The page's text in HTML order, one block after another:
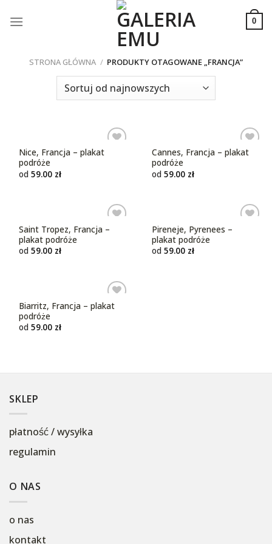
0
STRONA GŁÓWNA / PRODUKTY OTAGOWANE „FRANCJA”
Dodaj do
Nice, Francja – plakat
podróże
od59.00 zł
Dodaj do
Cannes, Francja – plakat
podróże
od59.00 zł
Dodaj do
Saint Tropez, Francja –
plakat podróże
od59.00 zł
Dodaj do
Pireneje, Pyrenees –
plakat podróże
od59.00 zł
Dodaj do
Biarritz, Francja – plakat
podróże
od59.00 zł
SKLEP
płatność / wysyłka
regulamin
O NAS
o nas
kontakt